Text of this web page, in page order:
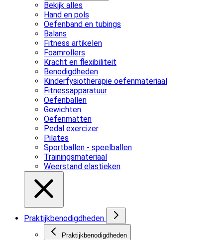
Bekijk alles
Hand en pols
Oefenband en tubings
Balans
Fitness artikelen
Foamrollers
Kracht en flexibiliteit
Benodigdheden
Kinderfysiotherapie oefenmateriaal
Fitnessapparatuur
Oefenballen
Gewichten
Oefenmatten
Pedal exercizer
Pilates
Sportballen - speelballen
Trainingsmateriaal
Weerstand elastieken
Praktijkbenodigdheden
Praktijkbenodigdheden